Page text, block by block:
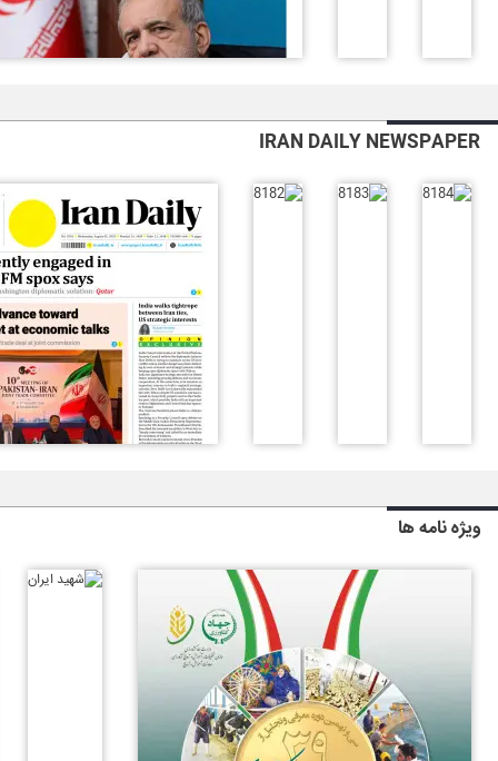
IRAN DAILY NEWSPAPER
ویژه نامه ها